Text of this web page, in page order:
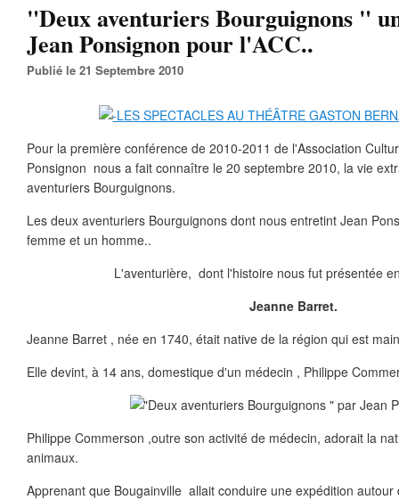
"Deux aventuriers Bourguignons "
Jean Ponsignon pour l'ACC..
Publié le 21 Septembre 2010
Pour la première conférence de 2010-2011 de l'Association
Ponsignon nous a fait connaître le 20 septembre 2010, la vie
aventuriers Bourguignons.
Les deux aventuriers Bourguignons dont nous entretint Jean
femme et un homme..
L'aventurière, dont l'histoire nous fut présentée
Jeanne Barret.
Jeanne Barret , née en 1740, était native de la région qui est
Elle devint, à 14 ans, domestique d'un médecin , Philippe
Philippe Commerson ,outre son activité de médecin, adorait la
animaux.
Apprenant que Bougainville allait conduire une expédition